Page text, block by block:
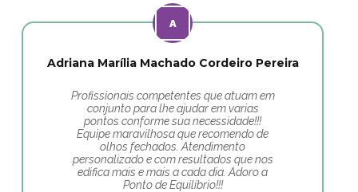
Adriana Marília Machado Cordeiro Pereira
Profissionais competentes que atuam em
conjunto para lhe ajudar em varias
pontos conforme sua necessidade!!!
Equipe maravilhosa que recomendo de
olhos fechados. Atendimento
personalizado e com resultados que nos
edifica mais e mais a cada dia. Adoro a
Ponto de Equilíbrio!!!